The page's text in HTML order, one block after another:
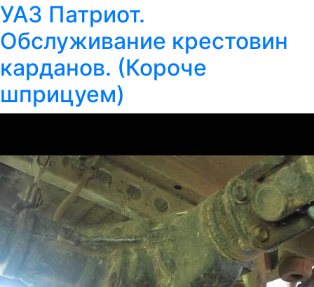
УАЗ Патриот.
Обслуживание крестовин
карданов. (Короче
шприцуем)